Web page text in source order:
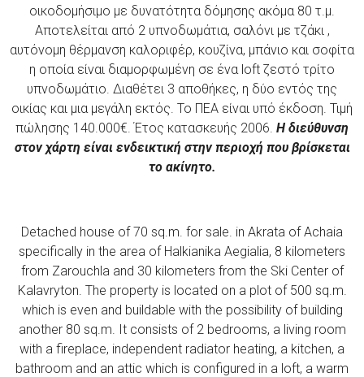
οικοδομήσιμο με δυνατότητα δόμησης ακόμα 80 τ.μ.
Αποτελείται από 2 υπνοδωμάτια, σαλόνι με τζάκι ,
αυτόνομη θέρμανση καλοριφέρ, κουζίνα, μπάνιο και σοφίτα
η οποία είναι διαμορφωμένη σε ένα loft ζεστό τρίτο
υπνοδωμάτιο. Διαθέτει 3 αποθήκες, η δύο εντός της
οικίας και μια μεγάλη εκτός. Το ΠΕΑ είναι υπό έκδοση. Τιμή
πώλησης 140.000€. Έτος κατασκευής 2006. Η διεύθυνση
στον χάρτη είναι ενδεικτική στην περιοχή που βρίσκεται
το ακίνητο.
Detached house of 70 sq.m. for sale. in Akrata of Achaia
specifically in the area of ​​Halkianika Aegialia, 8 kilometers
from Zarouchla and 30 kilometers from the Ski Center of
Kalavryton. The property is located on a plot of 500 sq.m.
which is even and buildable with the possibility of building
another 80 sq.m. It consists of 2 bedrooms, a living room
with a fireplace, independent radiator heating, a kitchen, a
bathroom and an attic which is configured in a loft, a warm